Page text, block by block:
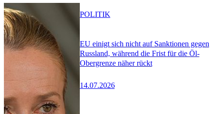
EU einigt sich nicht auf Sanktionen gegen
Russland, während die Frist für die Öl-
Obergrenze näher rückt
14.07.2026
POLITIK